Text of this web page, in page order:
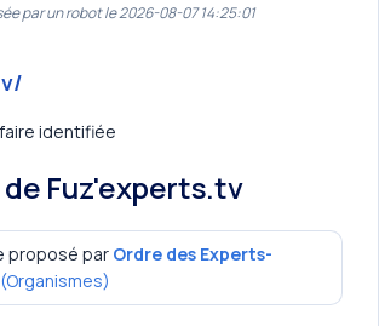
par un robot le 2026-08-07 14:25:01
identifiée
Fuz'experts.tv
proposé par Ordre des Experts-
(Organismes)